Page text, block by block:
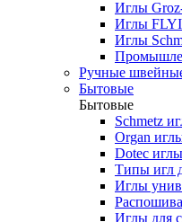
Иглы
Иглы
Иглы
Ручные
Бытовые
Бытовые
Schmetz
Organ
Dotec
Типы игл
Иглы
Иглы для